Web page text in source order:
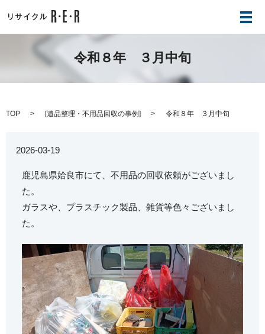
メ
令和８年 ３月中旬
TOP [遺品整理・不用品回収の事例] 令和８年 ３月中旬
2026-03-19
鹿児島県姶良市にて、不用品の回収依頼がございまし
た。
ガラスや、プラスチック製品、雑貨等色々ございまし
た。